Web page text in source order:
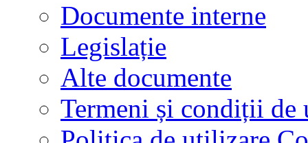
Documente interne
Legislație
Alte documente
Termeni și condiții de